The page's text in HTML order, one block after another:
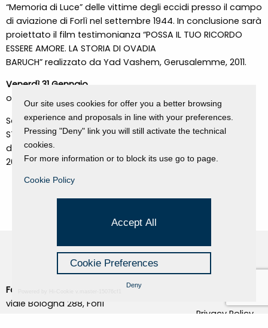
“Memoria di Luce” delle vittime degli eccidi presso il campo
di aviazione di Forlì nel settembre 1944. In conclusione sarà
proiettato il film testimonianza “POSSA IL TUO RICORDO
ESSERE AMORE. LA STORIA DI OVADIA
BARUCH” realizzato da Yad Vashem, Gerusalemme, 2011.
Venerdì 31 Gennaio
ore 20.30
Sala Donati, Corso Diaz 111 “IL CIELO SI APRIRA’ PER TE, LA
STORIA DI MALKA ROSENTHAL” Proiezione del film
documentario realizzato da Yad Vashem, Gerusalemme,
2013.
Fondazione Dino Zoli
viale Bologna 288, Forlì
Privacy Policy
Our site uses cookies for offer you a better browsing
experience and proposals in line with your preferences.
Pressing "Deny" link you will still activate the technical
cookies.
For more information or to block its use go to page.
Cookie Policy
Accept All
Cookie Preferences
Deny